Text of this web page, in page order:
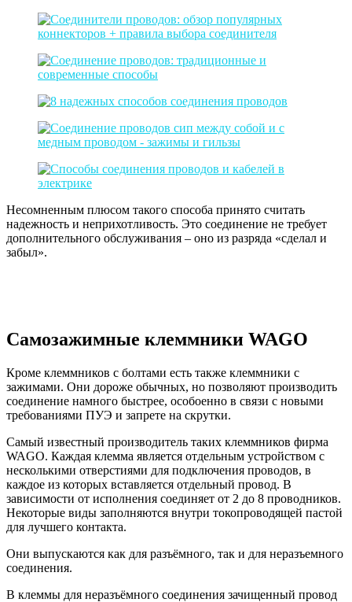
Несомненным плюсом такого способа принято считать
надежность и неприхотливость. Это соединение не требует
дополнительного обслуживания – оно из разряда «сделал и
забыл».
Самозажимные клеммники WAGO
Кроме клеммников с болтами есть также клеммники с
зажимами. Они дороже обычных, но позволяют производить
соединение намного быстрее, особоенно в связи с новыми
требованиями ПУЭ и запрете на скрутки.
Самый известный производитель таких клеммников фирма
WAGO. Каждая клемма является отдельным устройством с
несколькими отверстиями для подключения проводов, в
каждое из которых вставляется отдельный провод. В
зависимости от исполнения соединяет от 2 до 8 проводников.
Некоторые виды заполняются внутри токопроводящей пастой
для лучшего контакта.
Они выпускаются как для разъёмного, так и для неразъемного
соединения.
В клеммы для неразъёмного соединения зачищенный провод